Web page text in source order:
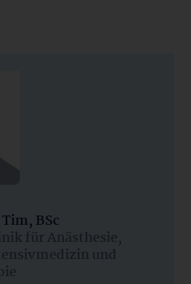
BSc
für Anästhesie,
und